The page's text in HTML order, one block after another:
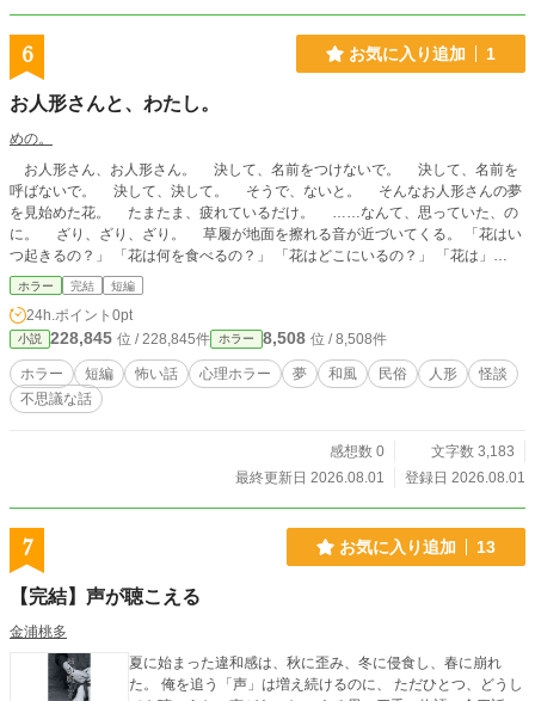
6 お気に入り追加 1
お人形さんと、わたし。
めの。
お人形さん、お人形さん。 決して、名前をつけないで。 決して、名前を
呼ばないで。 決して、決して。 そうで、ないと。 そんなお人形さんの夢
を見始めた花。 たまたま、疲れているだけ。 ……なんて、思っていた、の
に。 ざり、ざり、ざり。 草履が地面を擦れる音が近づいてくる。 「花はい
つ起きるの？」 「花は何を食べるの？」 「花はどこにいるの？」 「花は」
「花」 「ねぇ」 「花」 「わたしはだぁれ？」 ※小説家になろう様、カクヨム様
にも掲載させていただいています。
ホラー 完結 短編
24h.ポイント 0pt
小説 228,845 位 / 228,845件 ホラー 8,508 位 / 8,508件
ホラー 短編 怖い話 心理ホラー 夢 和風 民俗 人形
怪談
不思議な話
感想数 0
文字数 3,183
最終更新日 2026.08.01
登録日 2026.08.01
7 お気に入り追加 13
【完結】声が聴こえる
金浦桃多
夏に始まった違和感は、秋に歪み、冬に侵食し、春に崩れ
た。 俺を追う「声」は増え続けるのに、 ただひとつ、どうし